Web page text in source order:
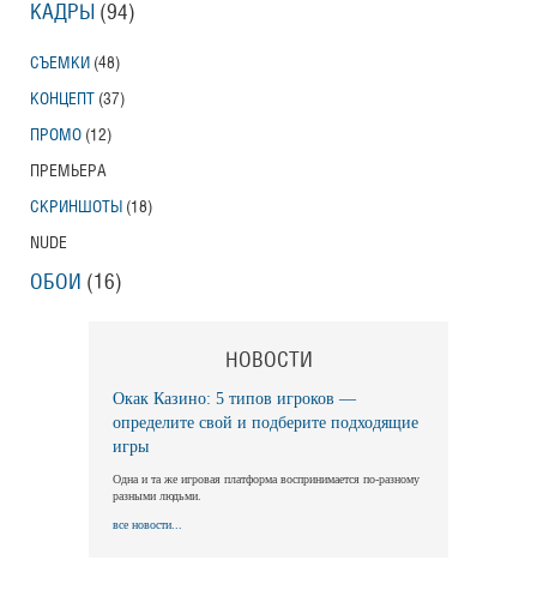
КАДРЫ (94)
СЪЕМКИ (48)
КОНЦЕПТ (37)
ПРОМО (12)
ПРЕМЬЕРА
СКРИНШОТЫ (18)
NUDE
ОБОИ (16)
НОВОСТИ
Окак Казино: 5 типов игроков —
определите свой и подберите подходящие
игры
Одна и та же игровая платформа воспринимается по-разному
разными людьми.
все новости...